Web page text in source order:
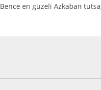
Bence en güzeli Azkaban